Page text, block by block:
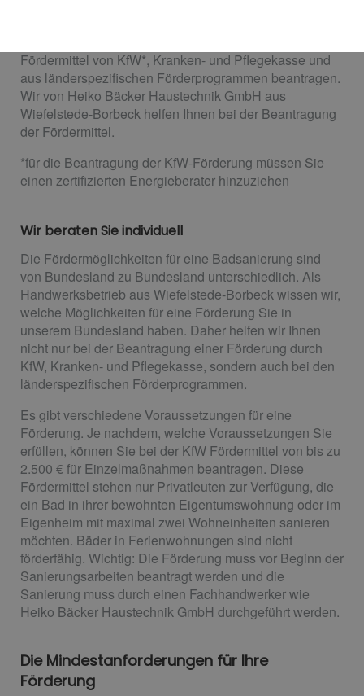
Fördermittel von KfW*, Kranken- und Pflegekasse und
aus länderspezifischen Förderprogrammen beantragen.
Wir von Heiko Bäcker Haustechnik GmbH aus
Wiefelstede-Borbeck helfen Ihnen bei der Beantragung
der Fördermittel.
*für die Beantragung der KfW-Förderung müssen Sie
einen zertifizierten Energieberater hinzuziehen
Wir beraten Sie individuell
Die Fördermöglichkeiten für eine Badsanierung sind
von Bundesland zu Bundesland unterschiedlich. Als
Handwerksbetrieb aus Wiefelstede-Borbeck wissen wir,
welche Möglichkeiten für eine Förderung Sie in
unserem Bundesland haben. Daher helfen wir Ihnen
nicht nur bei der Beantragung einer Förderung durch
KfW, Kranken- und Pflegekasse, sondern auch bei den
länderspezifischen Förderprogrammen.
Es gibt verschiedene Voraussetzungen für eine
Förderung. Je nachdem, welche Voraussetzungen Sie
erfüllen, können Sie bei der KfW Fördermittel von bis zu
2.500 € für Einzelmaßnahmen beantragen. Diese
Fördermittel stehen nur Privatleuten zur Verfügung, die
ein Bad in ihrer bewohnten Eigentumswohnung oder im
Eigenheim mit maximal zwei Wohneinheiten sanieren
möchten. Bäder in Ferienwohnungen sind nicht
förderfähig. Wichtig: Die Förderung muss vor Beginn der
Sanierungsarbeiten beantragt werden und die
Sanierung muss durch einen Fachhandwerker wie
Heiko Bäcker Haustechnik GmbH durchgeführt werden.
Die Mindestanforderungen für Ihre
Förderung